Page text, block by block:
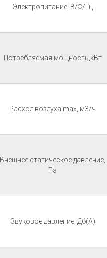
Электропитание, В/Ф/Гц
Потребляемая мощность,кВт
Расход воздуха max, м3/ч
Внешнее статическое давление,
Па
Звуковое давление, Дб(А)